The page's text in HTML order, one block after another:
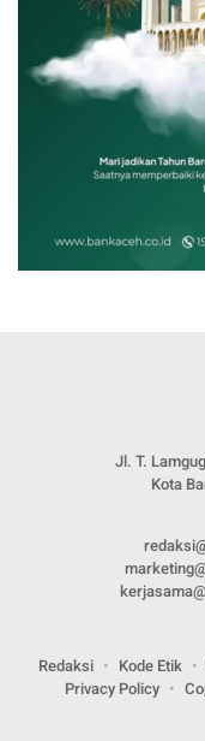
Jl. T.
Kota
Redaksi Kode Etik
Privacy Policy